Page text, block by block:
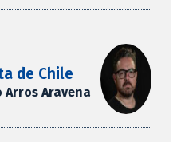
de Chile
Aravena